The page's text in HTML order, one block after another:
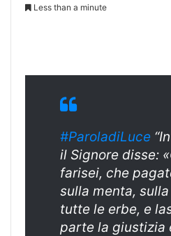
Less than a minute
#ParoladiLuce
il Signore disse:
farisei, che
sulla menta,
tutte le erbe, e
parte la giustizia